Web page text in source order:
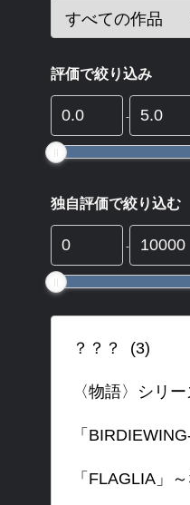
評価で絞り込み
-
独自評価で絞り込む
-